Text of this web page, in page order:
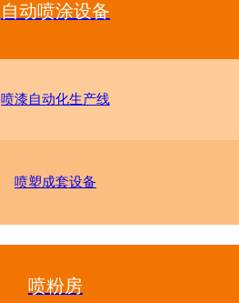
自动喷涂设备
喷漆自动化生产线
喷塑成套设备
喷粉房